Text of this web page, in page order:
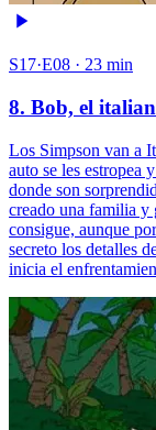
S17·E08 · 23 min
8. Bob, el
Los Simpson van a
auto se les estropea
donde son
creado una familia y
consigue, aunque
secreto los detalles
inicia el